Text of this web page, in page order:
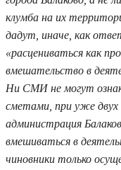
клумба на их
дадут, иначе, как
«расцениваться как
вмешательство в
Ни СМИ не могут
сметами, при уже
администрация
вмешиваться в
чиновники только